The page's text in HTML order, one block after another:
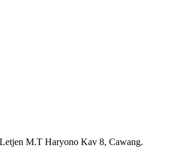
M.T Haryono Kav 8, Cawang.